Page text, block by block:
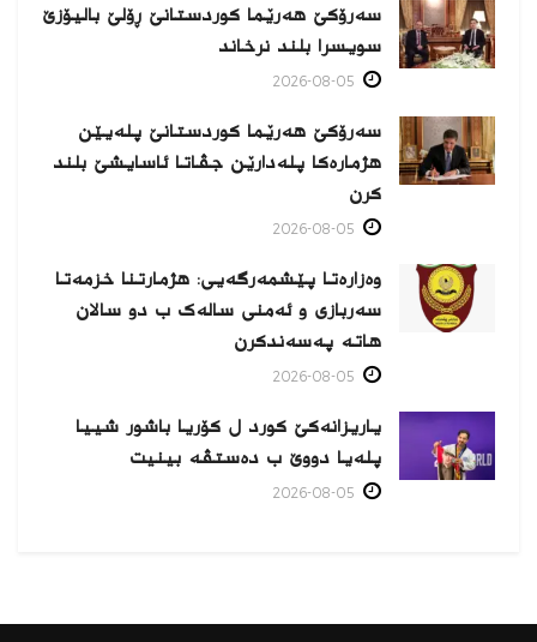
سەرۆکێ هەرێما کوردستانێ ڕۆلێ بالیۆزێ
سویسرا بلند نرخاند
سەرۆکێ هەرێما کوردستانێ پلەیێن
هژمارەكا پلەدارێن جڤاتا ئاسایشێ بلند
كرن
وەزارەتا پێشمەرگەیی: هژمارتنا خزمەتا
سەربازی و ئەمنی سالەک ب دو سالان
هاتە پەسەندكرن
یاریزانەكێ کورد ل کۆریا باشور شییا
پلەیا دووێ ب دەستڤە بینیت